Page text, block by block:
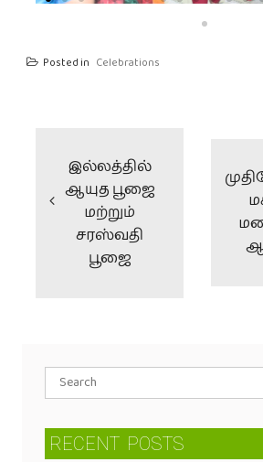
Posted in Celebrations
இல்லத்தில்
ஆயுத பூஜை
மற்றும்
சரஸ்வதி
பூஜை
RECENT POSTS